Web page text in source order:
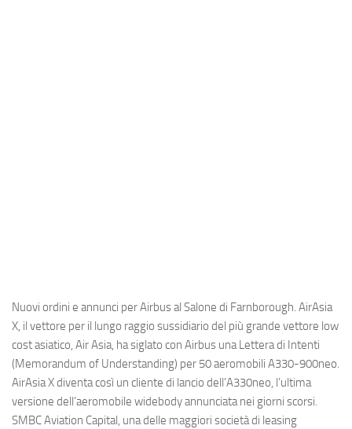
Industria
Eventi
Nuovi ordini e annunci perAirbusal Salone di Farnborough. AirAsia
X, il vettore per il lungo raggio sussidiario del più grande vettore low
cost asiatico, Air Asia, ha siglato con Airbus una Lettera di Intenti
(Memorandum of Understanding) per 50 aeromobili A330-900neo.
AirAsia X diventa così un cliente di lancio dell’A330neo, l’ultima
versione dell’aeromobile widebody annunciata nei giorni scorsi.
SMBC Aviation Capital, una delle maggiori società di leasing